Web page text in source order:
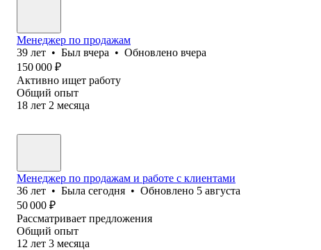
Менеджер по продажам
39 лет • Был вчера • Обновлено вчера
150 000 ₽
Активно ищет работу
Общий опыт
18 лет 2 месяца
Менеджер по продажам и работе с клиентами
36 лет • Была сегодня • Обновлено 5 августа
50 000 ₽
Рассматривает предложения
Общий опыт
12 лет 3 месяца